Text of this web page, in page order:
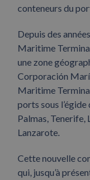
conteneurs du
Depuis des
Maritime
une zone
Corporación
Maritime
ports sous l’égide
Palmas, Tenerife,
Lanzarote.
Cette nouvelle
qui, jusqu’à